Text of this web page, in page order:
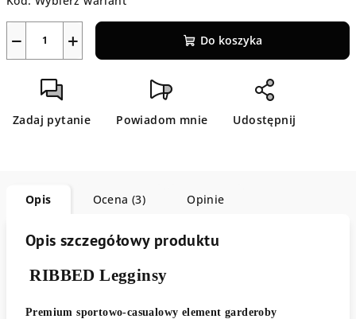
+
− Do koszyka
Zadaj pytanie Powiadom mnie Udostępnij
Opis Ocena (3) Opinie
Opis szczegółowy produktu
RIBBED Legginsy
Premium sportowo-casualowy element garderoby